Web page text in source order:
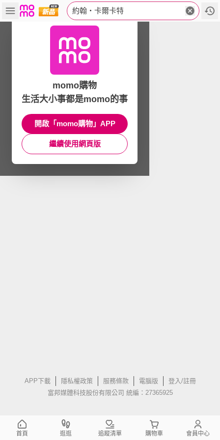
約翰‧卡爾卡特
APP下載 隱私權政策 服務條款 電腦版
登入/註冊
富邦媒體科技股份有限公司 統編：27365925
momo購物
生活大小事都是momo的事
開啟「momo購物」APP
繼續使用網頁版
首頁 逛逛 追蹤清單 購物車 會員中心